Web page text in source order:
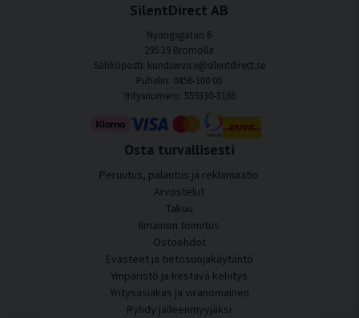
SilentDirect AB
Nyängsgatan 6
295 39 Bromölla
Sähköposti: kundservice@silentdirect.se
Puhelin: 0456-100 00
Yritysnumero: 559330-3166
Osta turvallisesti
Peruutus, palautus ja reklamaatio
Arvostelut
Takuu
Ilmainen toimitus
Ostoehdot
Evästeet ja tietosuojakäytäntö
Ympäristö ja kestävä kehitys
Yritysasiakas ja viranomainen
Ryhdy jälleenmyyjäksi